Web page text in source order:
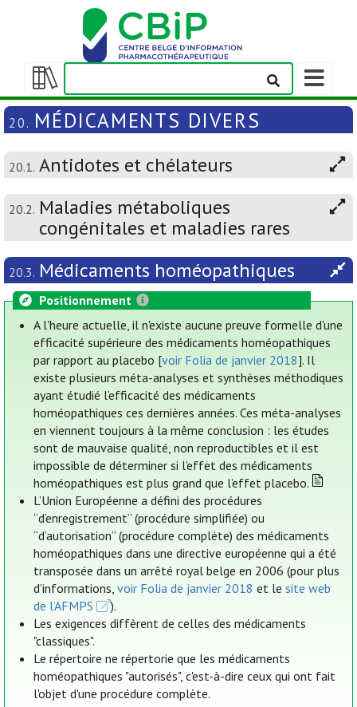
Afficher/masquer
la
table
matières
Afficher/
la
barre
navigation
20. MÉDICAMENTS DIVERS
20.1. Antidotes et chélateurs
20.2. Maladies métaboliques
congénitales et maladies rares
20.3. Médicaments homéopathiques
Positionnement
A l'heure actuelle, il n'existe aucune preuve formelle d'une
efficacité supérieure des médicaments homéopathiques
par rapport au placebo [voir Folia de janvier 2018]. Il
existe plusieurs méta-analyses et synthèses méthodiques
ayant étudié l’efficacité des médicaments
homéopathiques ces dernières années. Ces méta-analyses
en viennent toujours à la même conclusion : les études
sont de mauvaise qualité, non reproductibles et il est
impossible de déterminer si l’effet des médicaments
homéopathiques est plus grand que l’effet placebo.
L’Union Européenne a défini des procédures
“d’enregistrement” (procédure simplifiée) ou
“d’autorisation” (procédure complète) des médicaments
homéopathiques dans une directive européenne qui a été
transposée dans un arrêté royal belge en 2006 (pour plus
d’informations,voir Folia de janvier 2018 et lesite web
de l’AFMPS
).
Les exigences diffèrent de celles des médicaments
"classiques".
Le répertoire ne répertorie que les médicaments
homéopathiques "autorisés", c'est-à-dire ceux qui ont fait
l'objet d'une procédure complète.